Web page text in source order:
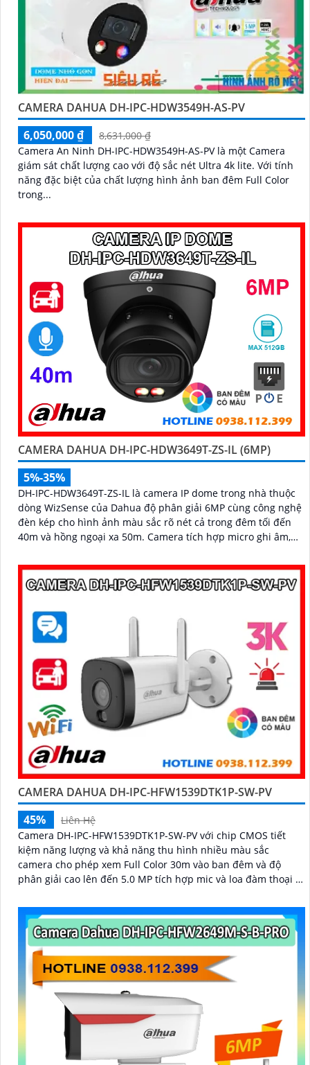
CAMERA DAHUA DH-IPC-HDW3549H-AS-PV
6,050,000 ₫
8,631,000 ₫
Camera An Ninh DH-IPC-HDW3549H-AS-PV là một Camera
giám sát chất lượng cao với độ sắc nét Ultra 4k lite. Với tính
năng đặc biệt của chất lượng hình ảnh ban đêm Full Color
trong...
CAMERA DAHUA DH-IPC-HDW3649T-ZS-IL (6MP)
5%-35%
DH-IPC-HDW3649T-ZS-IL là camera IP dome trong nhà thuộc
dòng WizSense của Dahua độ phân giải 6MP cùng công nghệ
đèn kép cho hình ảnh màu sắc rõ nét cả trong đêm tối đến
40m và hồng ngoại xa 50m. Camera tích hợp micro ghi âm,
xác người và phương tiện, nâng cao hiệu quả giám sát an
ninh hỗ trợ PoE và giá rẻ hiệu quả
CAMERA DAHUA DH-IPC-HFW1539DTK1P-SW-PV
45%
Liên Hệ
Camera DH-IPC-HFW1539DTK1P-SW-PV với chip CMOS tiết
kiệm năng lượng và khả năng thu hình nhiều màu sắc
camera cho phép xem Full Color 30m vào ban đêm và độ
phân giải cao lên đến 5.0 MP tích hợp mic và loa đàm thoại 2